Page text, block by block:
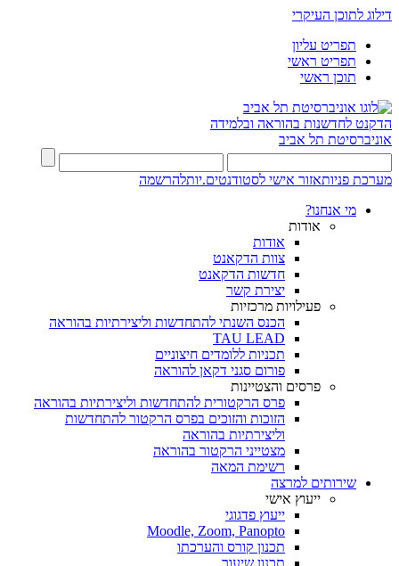
דילוג לתוכן העיקרי
תפריט עליון
תפריט ראשי
תוכן ראשי
הדקנט לחדשנות בהוראה ובלמידה
אוניברסיטת תל אביב
מערכת פניותאזור אישי לסטודנטים.יותלהרשמה
מי אנחנו?
אודות
אודות
צוות הדקאנט
חדשות הדקאנט
יצירת קשר
פעילויות מרכזיות
הכנס השנתי להתחדשות וליצירתיות בהוראה
TAU LEAD
תכניות ללומדים חיצוניים
פורום סגני דקאן להוראה
פרסים והצטיינות
פרס הרקטורית להתחדשות וליצירתיות בהוראה
הזוכות והזוכים בפרס הרקטור להתחדשות
וליצירתיות בהוראה
מצטייני הרקטור בהוראה
רשימת המאה
שירותים למרצה
ייעוץ אישי
ייעוץ פדגוגי
Moodle, Zoom, Panopto
תכנון קורס והערכתו
תכנון שיעור